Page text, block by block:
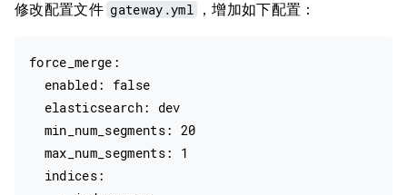
修改配置文件 gateway.yml ，增加如下配置：
force_merge:
  enabled: false
  elasticsearch: dev
  min_num_segments: 20
  max_num_segments: 1
  indices: